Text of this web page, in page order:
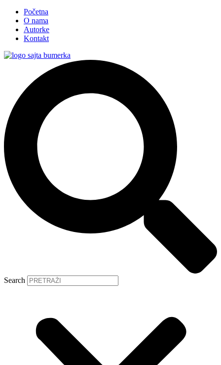
Početna
O nama
Autorke
Kontakt
Search